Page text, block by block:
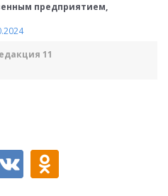
предприятием,
11